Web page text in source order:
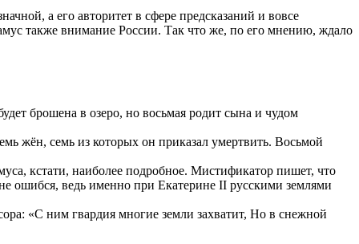
а его авторитет в сфере предсказаний и вовсе
также внимание России. Так что же, по его мнению, ждало
брошена в озеро, но восьмая родит сына и чудом
жён, семь из которых он приказал умертвить. Восьмой
кстати, наиболее подробное. Мистификатор пишет, что
ошибся, ведь именно при Екатерине II русскими землями
«С ним гвардия многие земли захватит, Но в снежной